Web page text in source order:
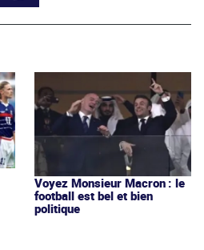
Voyez Monsieur Macron : le
football est bel et bien
politique